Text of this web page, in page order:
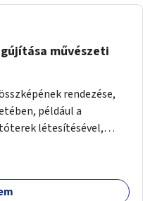
művészeti
rendezése,
például a
létesítésével,
való ismertségre.